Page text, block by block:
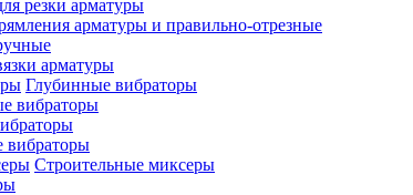
резки арматуры
арматуры и правильно-отрезные
арматуры
Глубинные вибраторы
вибраторы
вибраторы
Строительные миксеры